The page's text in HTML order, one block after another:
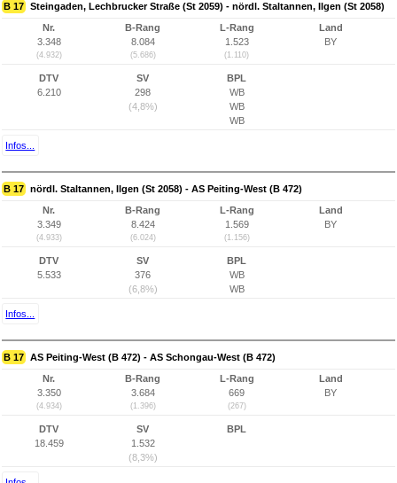
B 17 Steingaden, Lechbrucker Straße (St 2059) - nördl. Staltannen, Ilgen (St 2058)
Nr.
3.348
(4.932)
B-Rang
8.084
(5.686)
L-Rang
1.523
(1.110)
Land
BY
DTV
6.210
SV
298
(4,8%)
BPL
WB
WB
WB
Infos...
B 17 nördl. Staltannen, Ilgen (St 2058) - AS Peiting-West (B 472)
Nr.
3.349
(4.933)
B-Rang
8.424
(6.024)
L-Rang
1.569
(1.156)
Land
BY
DTV
5.533
SV
376
(6,8%)
BPL
WB
WB
Infos...
B 17 AS Peiting-West (B 472) - AS Schongau-West (B 472)
Nr.
3.350
(4.934)
B-Rang
3.684
(1.396)
L-Rang
669
(267)
Land
BY
DTV
18.459
SV
1.532
(8,3%)
BPL